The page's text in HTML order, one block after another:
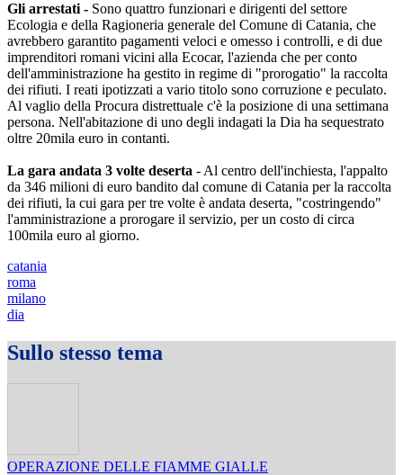
Gli arrestati - Sono quattro funzionari e dirigenti del settore
Ecologia e della Ragioneria generale del Comune di Catania, che
avrebbero garantito pagamenti veloci e omesso i controlli, e di due
imprenditori romani vicini alla Ecocar, l'azienda che per conto
dell'amministrazione ha gestito in regime di "prorogatio" la raccolta
dei rifiuti. I reati ipotizzati a vario titolo sono corruzione e peculato.
Al vaglio della Procura distrettuale c'è la posizione di una settimana
persona. Nell'abitazione di uno degli indagati la Dia ha sequestrato
oltre 20mila euro in contanti.
La gara andata 3 volte deserta - Al centro dell'inchiesta, l'appalto
da 346 milioni di euro bandito dal comune di Catania per la raccolta
dei rifiuti, la cui gara per tre volte è andata deserta, "costringendo"
l'amministrazione a prorogare il servizio, per un costo di circa
100mila euro al giorno.
catania
roma
milano
dia
Sullo stesso tema
OPERAZIONE DELLE FIAMME GIALLE